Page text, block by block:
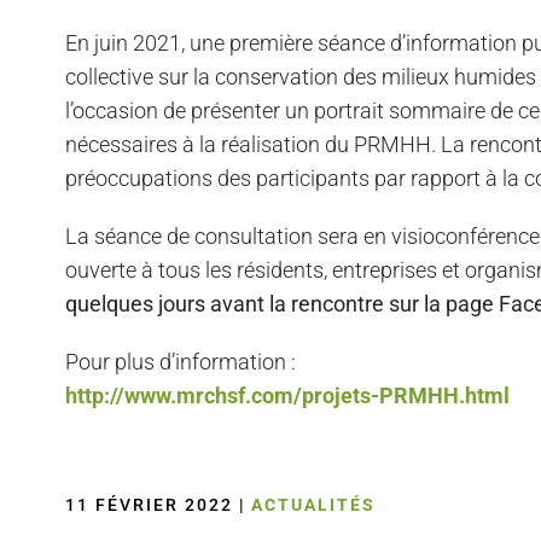
En juin 2021, une première séance d’information
collective sur la conservation des milieux
l’occasion de présenter un portrait sommaire de
nécessaires à la réalisation du PRMHH. La
préoccupations des participants par rapport à la
La séance de consultation sera en
ouverte à tous les résidents, entreprises et
quelques jours avant la rencontre sur la page
Pour plus d’information :
http://www.mrchsf.com/projets-PRMHH.html
11 FÉVRIER 2022 | ACTUALITÉS